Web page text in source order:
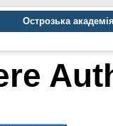
Острозька